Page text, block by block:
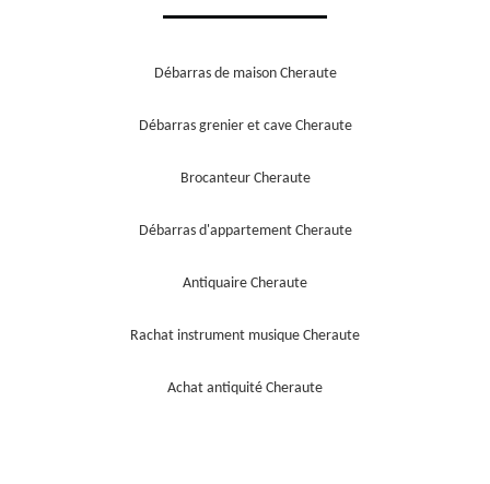
Débarras de maison Cheraute
Débarras grenier et cave Cheraute
Brocanteur Cheraute
Débarras d'appartement Cheraute
Antiquaire Cheraute
Rachat instrument musique Cheraute
Achat antiquité Cheraute